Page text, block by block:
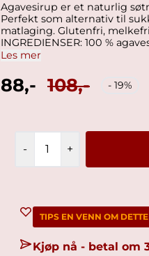
Agavesirup er et naturlig
Perfekt som alternativ til
matlaging. Glutenfri, melkefri, laktosefri. Passer for veganere.
INGREDIENSER: 100 % agavesirup Næringsinnhold: Ikke inkludert Gluten,
Laktose Energiinnhold (kJ) 1326 kJ Energiinnhold (kcal) 312 kalorier Fett 0
Les mer
88,- 108,- - 19%
- +
TIPS EN VENN OM
Kjøp nå - betal om